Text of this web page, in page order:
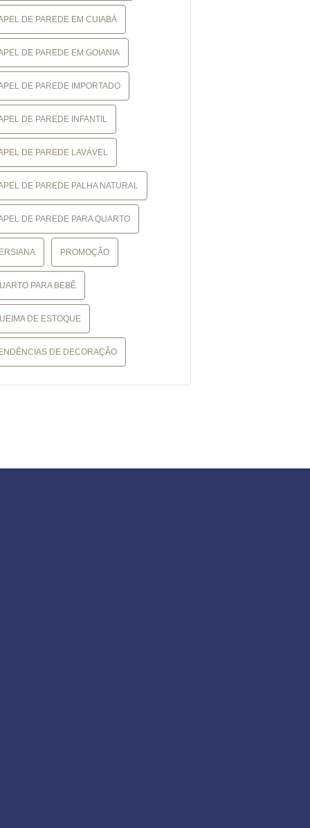
DE PAREDE EM CUIABÁ
DE PAREDE EM GOIANIA
DE PAREDE IMPORTADO
DE PAREDE INFANTIL
DE PAREDE LAVÁVEL
DE PAREDE PALHA NATURAL
DE PAREDE PARA QUARTO
PROMOÇÃO
PARA BEBÊ
DE ESTOQUE
DE DECORAÇÃO